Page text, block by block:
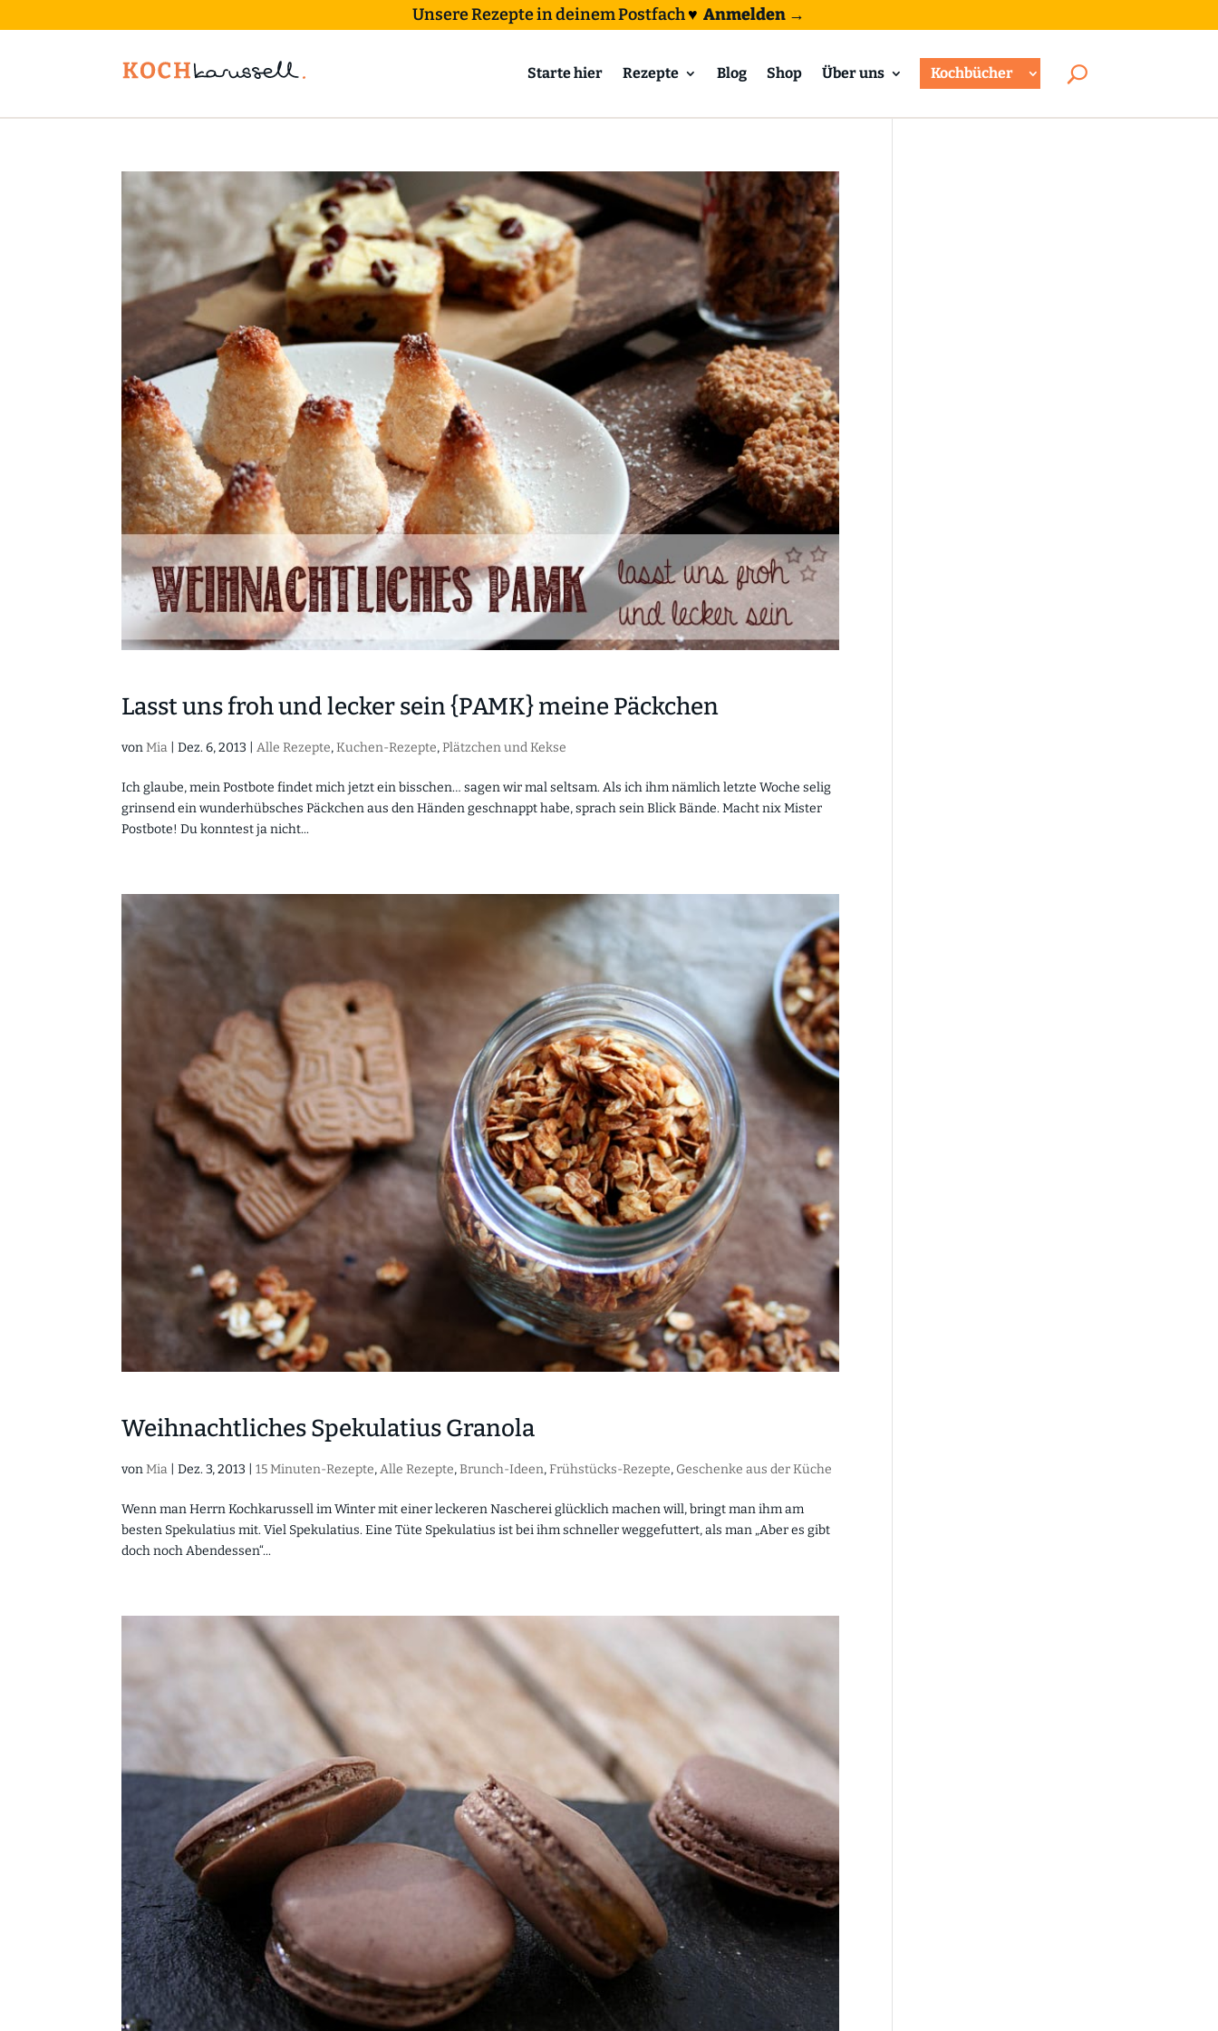
Unsere Rezepte in deinem Postfach♥ Anmelden →
Starte hier Rezepte Blog Shop Über uns Kochbücher
Lasst uns froh und lecker sein {PAMK} meine Päckchen
vonMia |Dez. 6, 2013 |Alle Rezepte,Kuchen-Rezepte,Plätzchen und Kekse
Ich glaube, mein Postbote findet mich jetzt ein bisschen… sagen wir mal seltsam. Als ich ihm nämlich letzte Woche selig
grinsend ein wunderhübsches Päckchen aus den Händen geschnappt habe, sprach sein Blick Bände. Macht nix Mister
Postbote! Du konntest ja nicht...
Weihnachtliches Spekulatius Granola
vonMia |Dez. 3, 2013 |15 Minuten-Rezepte,Alle Rezepte,Brunch-Ideen,Frühstücks-Rezepte, Geschenke aus der Küche
Wenn man Herrn Kochkarussell im Winter mit einer leckeren Nascherei glücklich machen will, bringt man ihm am
besten Spekulatius mit. Viel Spekulatius. Eine Tüte Spekulatius ist bei ihm schneller weggefuttert, als man „Aber es gibt
doch noch Abendessen“...